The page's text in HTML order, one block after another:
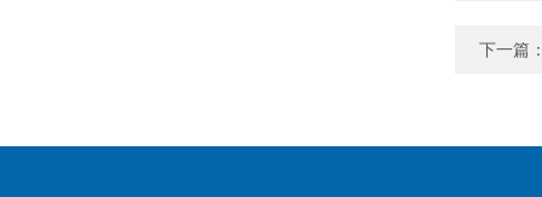
下一篇